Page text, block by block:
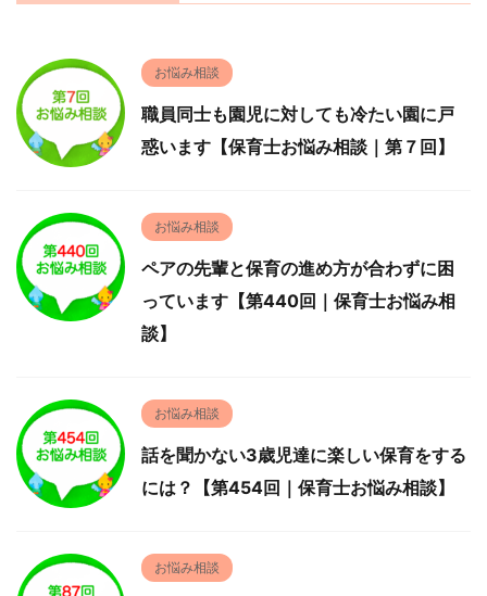
お悩み相談
職員同士も園児に対しても冷たい園に戸
惑います【保育士お悩み相談｜第７回】
お悩み相談
ペアの先輩と保育の進め方が合わずに困
っています【第440回｜保育士お悩み相
談】
お悩み相談
話を聞かない3歳児達に楽しい保育をする
には？【第454回｜保育士お悩み相談】
お悩み相談